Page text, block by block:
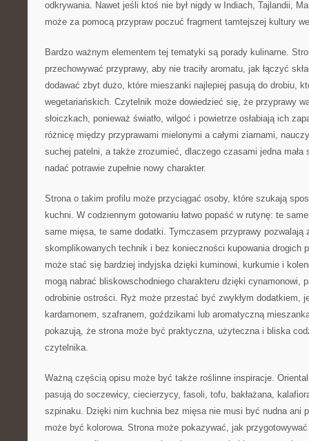
odkrywania. Nawet jeśli ktoś nie był nigdy w Indiach, Tajlandii,
może za pomocą przypraw poczuć fragment tamtejszej kultury
Bardzo ważnym elementem tej tematyki są porady kulinarne.
przechowywać przyprawy, aby nie traciły aromatu, jak łączyć
dodawać zbyt dużo, które mieszanki najlepiej pasują do drobiu,
wegetariańskich. Czytelnik może dowiedzieć się, że przyprawy
słoiczkach, ponieważ światło, wilgoć i powietrze osłabiają ich
różnicę między przyprawami mielonymi a całymi ziarnami,
suchej patelni, a także zrozumieć, dlaczego czasami jedna
nadać potrawie zupełnie nowy charakter.
Strona o takim profilu może przyciągać osoby, które szukają
kuchni. W codziennym gotowaniu łatwo popaść w rutynę: te
same mięsa, te same dodatki. Tymczasem przyprawy pozwalają
skomplikowanych technik i bez konieczności kupowania drogich
może stać się bardziej indyjska dzięki kuminowi, kurkumie i
mogą nabrać bliskowschodniego charakteru dzięki cynamonowi,
odrobinie ostrości. Ryż może przestać być zwykłym dodatkiem,
kardamonem, szafranem, goździkami lub aromatyczną
pokazują, że strona może być praktyczna, użyteczna i bliska
czytelnika.
Ważną częścią opisu może być także roślinne inspiracje.
pasują do soczewicy, ciecierzycy, fasoli, tofu, bakłażana,
szpinaku. Dzięki nim kuchnia bez mięsa nie musi być nudna ani
może być kolorowa. Strona może pokazywać, jak